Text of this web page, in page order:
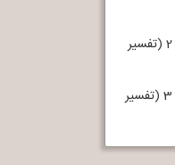
کیستی ذوالقرنین - جلسه 2 (تفسیر
کیستی ذوالقرنین - جلسه 3 (تفسیر